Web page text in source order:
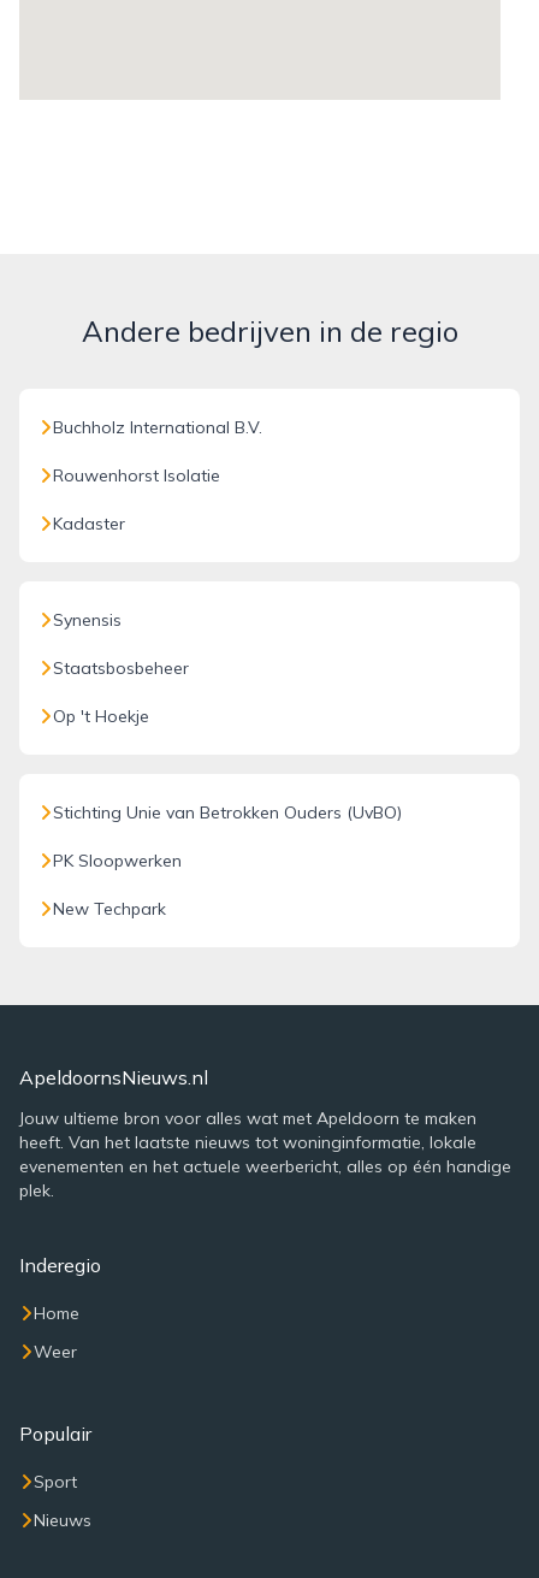
Andere bedrijven in de regio
Buchholz International B.V.
Rouwenhorst Isolatie
Kadaster
Synensis
Staatsbosbeheer
Op 't Hoekje
Stichting Unie van Betrokken Ouders (UvBO)
PK Sloopwerken
New Techpark
ApeldoornsNieuws.nl
Jouw ultieme bron voor alles wat met Apeldoorn te maken
heeft. Van het laatste nieuws tot woninginformatie, lokale
evenementen en het actuele weerbericht, alles op één handige
plek.
Inderegio
Home
Weer
Populair
Sport
Nieuws